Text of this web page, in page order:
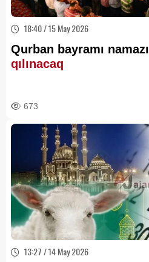
18:40 / 15 May 2026
Qurban bayramı namazı
qılınacaq
673
13:27 / 14 May 2026